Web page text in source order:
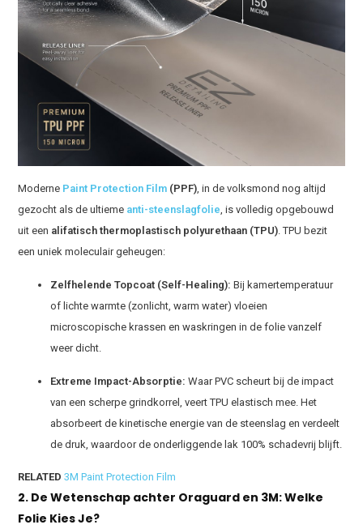
Moderne Paint Protection Film (PPF), in de volksmond nog altijd
gezocht als de ultieme anti-steenslagfolie, is volledig opgebouwd
uit een alifatisch thermoplastisch polyurethaan (TPU). TPU bezit
een uniek moleculair geheugen:
Zelfhelende Topcoat (Self-Healing): Bij kamertemperatuur
of lichte warmte (zonlicht, warm water) vloeien
microscopische krassen en waskringen in de folie vanzelf
weer dicht.
Extreme Impact-Absorptie: Waar PVC scheurt bij de impact
van een scherpe grindkorrel, veert TPU elastisch mee. Het
absorbeert de kinetische energie van de steenslag en verdeelt
de druk, waardoor de onderliggende lak 100% schadevrij blijft.
RELATED 3M Paint Protection Film
2. De Wetenschap achter Oraguard en 3M: Welke
Folie Kies Je?